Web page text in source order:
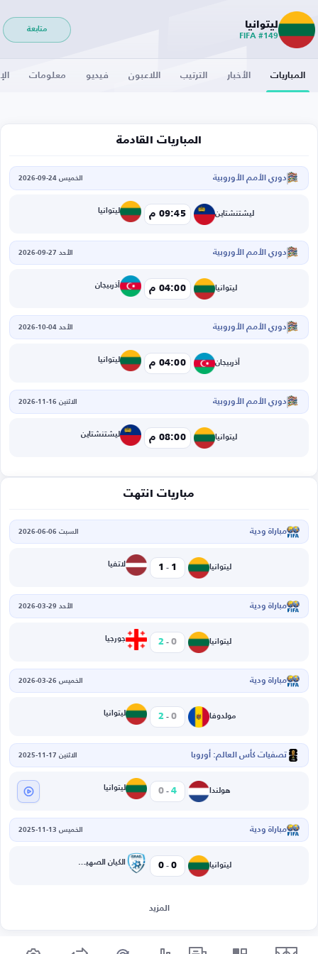
ليتوانيا
FIFA #149
متابعة
المباريات الأخبار الترتيب اللاعبون فيديو معلومات
المباريات القادمة
دوري الأمم الأوروبية الخميس 24-09-2026
ليشتنشتاين 09:45 م ليتوانيا
دوري الأمم الأوروبية الأحد 27-09-2026
ليتوانيا 04:00 م أذربيجان
دوري الأمم الأوروبية الأحد 04-10-2026
أذربيجان 04:00 م ليتوانيا
دوري الأمم الأوروبية الاثنين 16-11-2026
ليتوانيا 08:00 م ليشتنشتاين
مباريات انتهت
مباراة ودية السبت 06-06-2026
ليتوانيا 1
-
1 لاتفيا
مباراة ودية الأحد 29-03-2026
ليتوانيا 0
-
2 جورجيا
مباراة ودية الخميس 26-03-2026
مولدوفا 0
-
2 ليتوانيا
تصفيات كأس العالم: أوروبا الاثنين 17-11-2025
هولندا 4
-
0 ليتوانيا
مباراة ودية الخميس 13-11-2025
ليتوانيا 0
-
0 الكيان الصهيوني
المزيد